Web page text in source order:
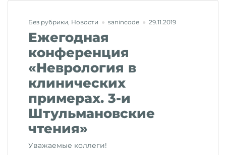
Без рубрики Новости sanincode 29.11.2019
Ежегодная
конференция
«Неврология в
клинических
примерах. 3-и
Штульмановские
чтения»
Уважаемые коллеги!